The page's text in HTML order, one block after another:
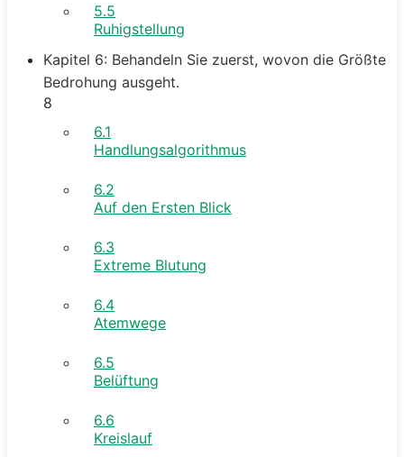
5.5
Ruhigstellung
Kapitel 6: Behandeln Sie zuerst, wovon die Größte
Bedrohung ausgeht.
8
6.1
Handlungsalgorithmus
6.2
Auf den Ersten Blick
6.3
Extreme Blutung
6.4
Atemwege
6.5
Belüftung
6.6
Kreislauf